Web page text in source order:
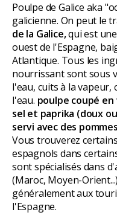
Poulpe de Galice aka
galicienne. On peut le
de la Galice,qui est
ouest de l'Espagne,
Atlantique. Tous les
nourrissant sont sous
l'eau, cuits à la vapeur,
l'eau. poulpe coupé
sel et paprika (doux
servi avec des
Vous trouverez
espagnols dans
sont spécialisés dans
(Maroc, Moyen-
généralement aux
l'Espagne.